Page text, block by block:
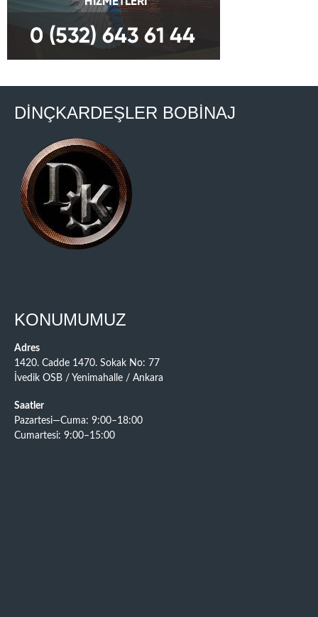
DİNÇKARDEŞLER BOBİNAJ
KONUMUMUZ
Adres
1420. Cadde 1470. Sokak No: 77
İvedik OSB / Yenimahalle / Ankara
Saatler
Pazartesi—Cuma: 9:00–18:00
Cumartesi: 9:00–15:00